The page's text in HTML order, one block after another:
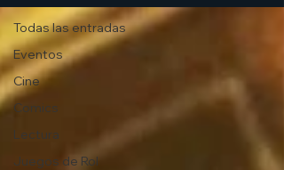
Todas las entradas
Eventos
Cine
Comics
Lectura
Juegos de Rol